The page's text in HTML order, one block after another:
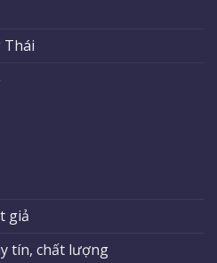
Thái
giả
tín, chất lượng